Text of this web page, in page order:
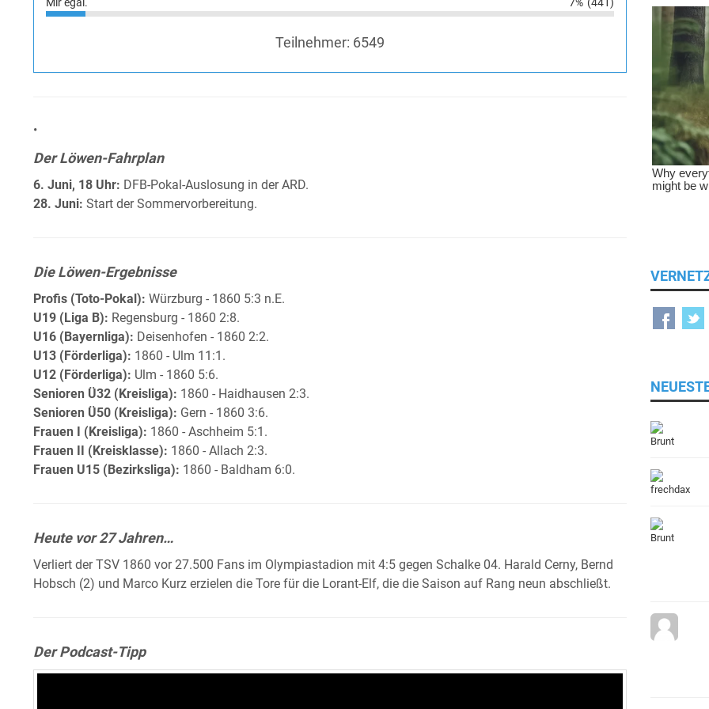
Teilnehmer: 6549
•
Der Löwen-Fahrplan
6. Juni, 18 Uhr: DFB-Pokal-Auslosung in der ARD.
28. Juni: Start der Sommervorbereitung.
Die Löwen-Ergebnisse
Profis (Toto-Pokal): Würzburg - 1860 5:3 n.E.
U19 (Liga B): Regensburg - 1860 2:8.
U16 (Bayernliga): Deisenhofen - 1860 2:2.
U13 (Förderliga): 1860 - Ulm 11:1.
U12 (Förderliga): Ulm - 1860 5:6.
Senioren Ü32 (Kreisliga): 1860 - Haidhausen 2:3.
Senioren Ü50 (Kreisliga): Gern - 1860 3:6.
Frauen I (Kreisliga): 1860 - Aschheim 5:1.
Frauen II (Kreisklasse): 1860 - Allach 2:3.
Frauen U15 (Bezirksliga): 1860 - Baldham 6:0.
Heute vor 27 Jahren…
Verliert der TSV 1860 vor 27.500 Fans im Olympiastadion mit 4:5 gegen Schalke 04. Harald Cerny, Bernd
Hobsch (2) und Marco Kurz erzielen die Tore für die Lorant-Elf, die die Saison auf Rang neun abschließt.
Der Podcast-Tipp